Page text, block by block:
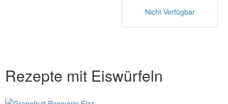
Nicht Verfügbar
Rezepte mit Eiswürfeln